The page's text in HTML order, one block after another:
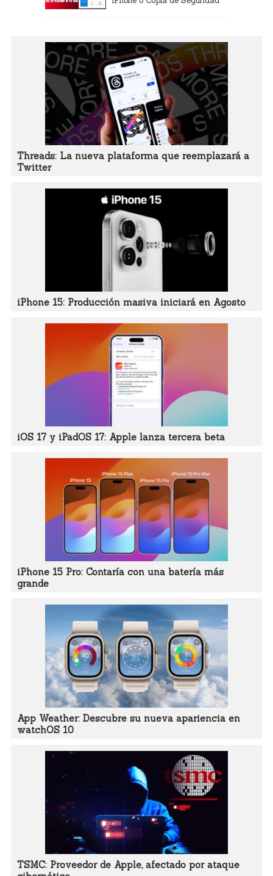
Threads: La nueva plataforma que reemplazará a
Twitter
iPhone 15: Producción masiva iniciará en Agosto
iOS 17 y iPadOS 17: Apple lanza tercera beta
iPhone 15 Pro: Contaría con una batería más
grande
App Weather: Descubre su nueva apariencia en
watchOS 10
TSMC: Proveedor de Apple, afectado por ataque